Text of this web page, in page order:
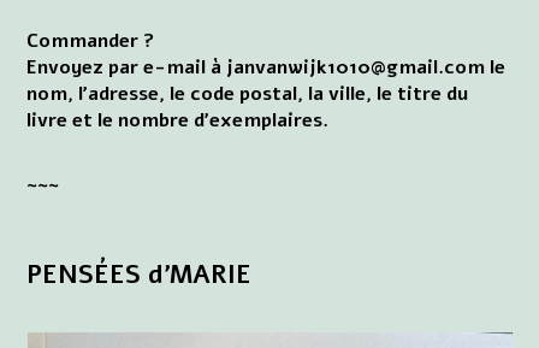
Commander ?
Envoyez par e-mail à janvanwijk1010@gmail.com le
nom, l'adresse, le code postal, la ville, le titre du
livre et le nombre d'exemplaires.
~~~
PENSÉES d'MARIE